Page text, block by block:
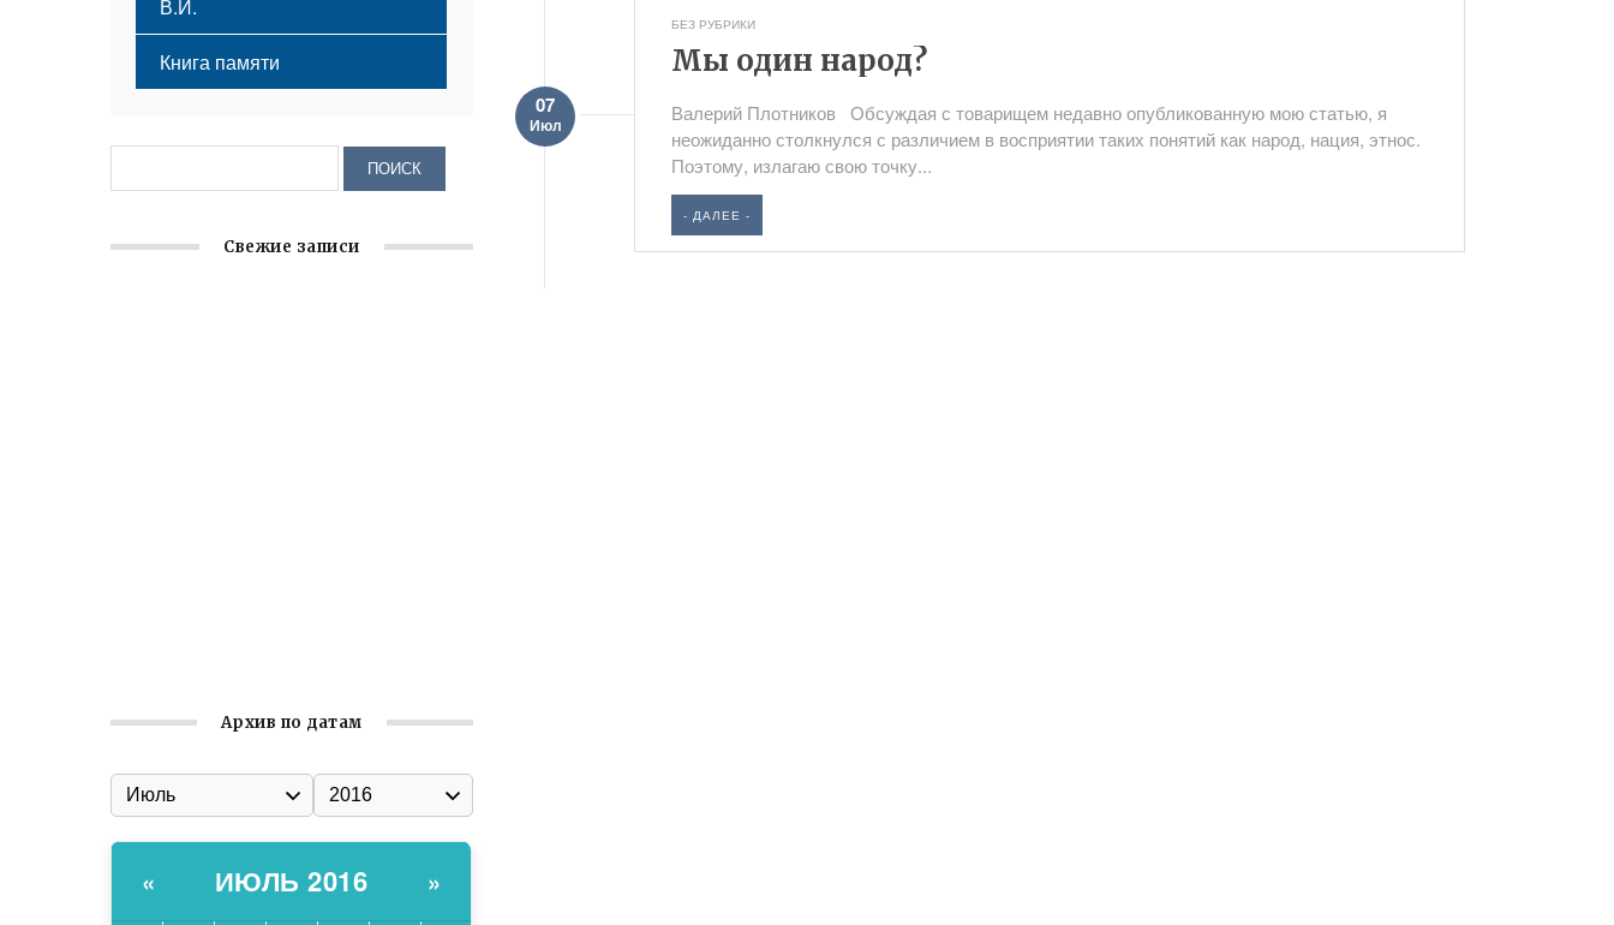
БЕЗ РУБРИКИ
Мы один народ?
07
Июл
Валерий Плотников Обсуждая с товарищем недавно опубликованную мою статью, я
неожиданно столкнулся с различием в восприятии таких понятий как народ, нация, этнос.
Поэтому, излагаю свою точку...
- ДАЛЕЕ -
В.И.
Книга памяти
Свежие записи
Архив по датам
« ИЮЛЬ 2016 »